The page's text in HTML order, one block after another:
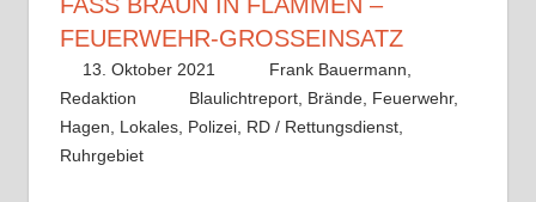
EUERWEHR-GROSSEINSATZ
13. Oktober 2021
Frank Bauermann,
Redaktion
Blaulichtreport Brände Feuerwehr,
Hagen
Lokales, Polizei, RD / Rettungsdienst,
Ruhrgebiet